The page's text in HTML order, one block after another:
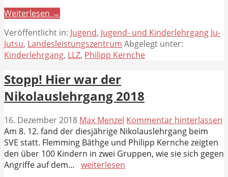
Weiterlesen →
Veröffentlicht in: Jugend, Jugend- und Kinderlehrgang Ju-
Jutsu, Landesleistungszentrum Abgelegt unter:
Kinderlehrgang, LLZ, Philipp Kernche
Stopp! Hier war der
Nikolauslehrgang 2018
16. Dezember 2018 Max Menzel Kommentar hinterlassen
Am 8. 12. fand der diesjährige Nikolauslehrgang beim
SVE statt. Flemming Bäthge und Philipp Kernche zeigten
den über 100 Kindern in zwei Gruppen, wie sie sich gegen
Angriffe auf dem… weiterlesen